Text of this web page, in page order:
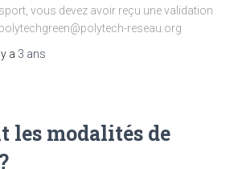
vous devez avoir reçu une validation
reseau.org
y a 3 ans
les modalités de